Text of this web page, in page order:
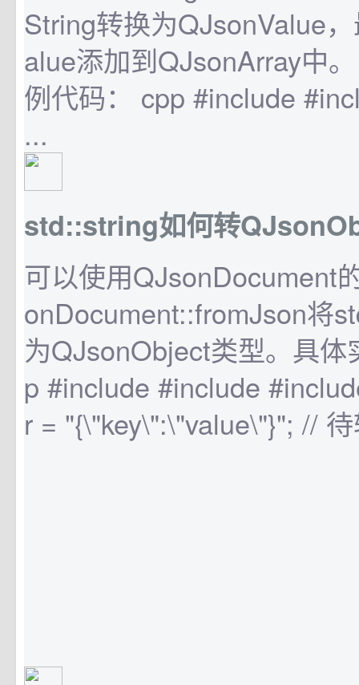
String转换为QJsonValue
alue添加到QJsonArray中
例代码： cpp #include
...
std::string如何转
可以使用QJsonDocument
onDocument::fromJson将
为QJsonObject类型。具体
p #include #include
r = "{\"key\":\"value\"}"; //